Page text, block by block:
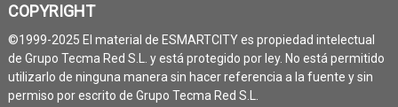
COPYRIGHT
©1999-2025 El material de ESMARTCITY es propiedad intelectual
de Grupo Tecma Red S.L. y está protegido por ley. No está permitido
utilizarlo de ninguna manera sin hacer referencia a la fuente y sin
permiso por escrito de Grupo Tecma Red S.L.